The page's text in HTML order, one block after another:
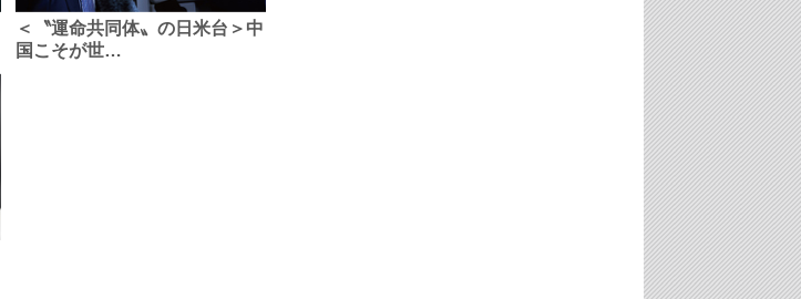
＜〝運命共同体〟の日米台＞中
国こそが世…